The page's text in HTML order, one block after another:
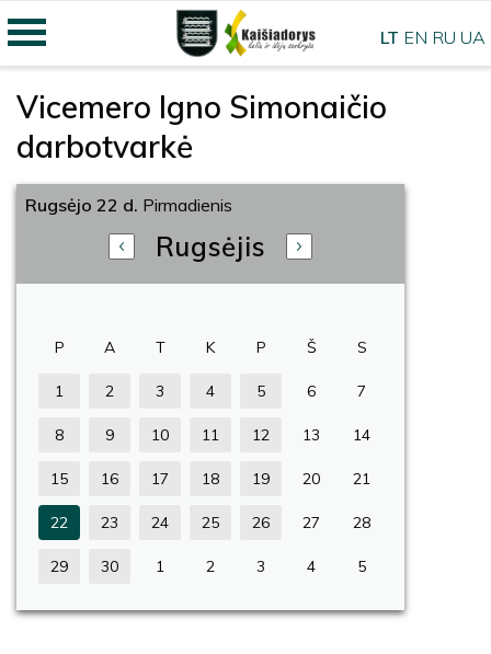
Vicemero Igno Simonaičio
darbotvarkė
Rugsėjo 22 d. Pirmadienis
Rugsėjis
P A T K P Š S
1 2 3 4 5 6 7
8 9 10 11 12 13 14
15 16 17 18 19 20 21
22 23 24 25 26 27 28
29 30 1 2 3 4 5
LT EN RU UA